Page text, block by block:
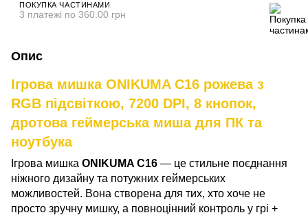
ПОКУПКА ЧАСТИНАМИ
3 платежі по 360.00 грн
Опис
Ігрова мишка ONIKUMA C16 рожева з
RGB підсвіткою, 7200 DPI, 8 кнопок,
дротова геймерська миша для ПК та
ноутбука
Ігрова мишка ONIKUMA C16 — це стильне поєднання
ніжного дизайну та потужних геймерських
можливостей. Вона створена для тих, хто хоче не
просто зручну мишку, а повноцінний контроль у грі +